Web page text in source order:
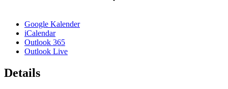
Google Kalender
iCalendar
Outlook 365
Outlook Live
Details